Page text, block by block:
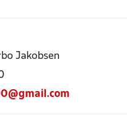
Jakobsen